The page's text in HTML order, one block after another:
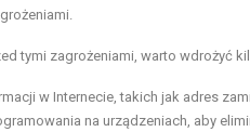
tymi zagrożeniami, warto wdrożyć
w Internecie, takich jak adres
na urządzeniach, aby